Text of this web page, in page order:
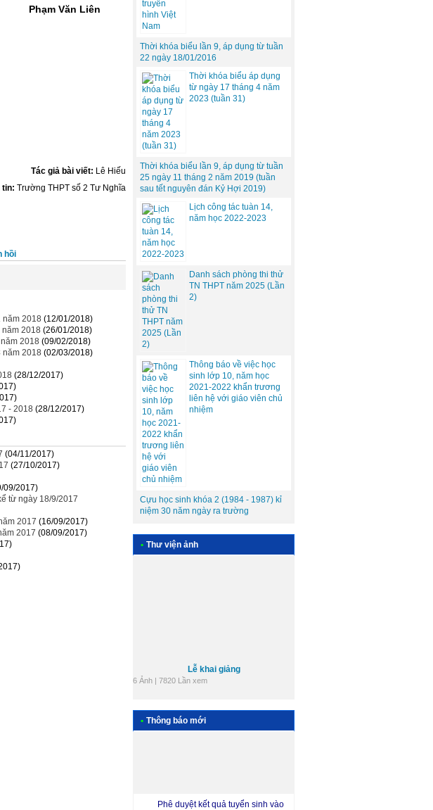
Phạm Văn Liên
Tác giả bài viết: Lê Hiếu
tin: Trường THPT số 2 Tư Nghĩa
hồi
năm 2018 (12/01/2018)
2018 (26/01/2018)
2018 (09/02/2018)
năm 2018 (02/03/2018)
(28/12/2017)
- 2018 (28/12/2017)
(04/11/2017)
(27/10/2017)
09/2017)
từ ngày 18/9/2017
2017 (16/09/2017)
2017 (08/09/2017)
Thời khóa biểu lần 9, áp dụng từ tuần
22 ngày 18/01/2016
Thời khóa biểu áp dụng
từ ngày 17 tháng 4 năm
2023 (tuần 31)
Thời khóa biểu lần 9, áp dụng từ tuần
25 ngày 11 tháng 2 năm 2019 (tuần
sau tết nguyên đán Kỷ Hợi 2019)
Lịch công tác tuàn 14,
năm học 2022-2023
Danh sách phòng thi thử
TN THPT năm 2025 (Lần
2)
Thông báo về việc học
sinh lớp 10, năm học
2021-2022 khẩn trương
liên hệ với giáo viên chủ
nhiệm
Cựu học sinh khóa 2 (1984 - 1987) kỉ
niệm 30 năm ngày ra trường
• Thư viện ảnh
Lễ khai giảng
6 Ảnh | 7820 Lần xem
9 Ảnh | 9636 Lần xem
+ Xem tất cả
• Thông báo mới
Phê duyệt kết quả tuyển sinh vào